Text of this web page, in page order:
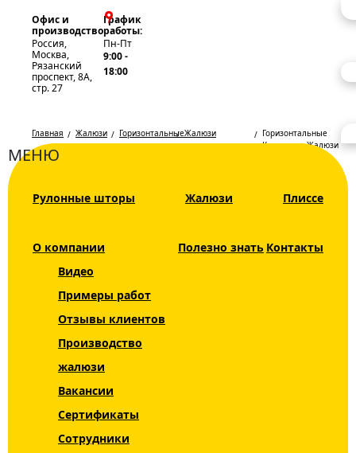
Офис и
производство
Россия,
Москва,
Рязанский
проспект, 8А,
стр. 27
График
работы:
Пн-Пт
9:00 -
18:00
МЕНЮ
Рулонные шторы Жалюзи Плиссе
О компании
Видео
Примеры работ
Отзывы клиентов
Производство
жалюзи
Вакансии
Сертификаты
Сотрудники
Полезно знать Контакты
Главная Жалюзи
Горизонтальные
жалюзи
Жалюзи
горизонтальные
Горизонтальные
Кассетные Жалюзи
Каталог
Рулонные шторы
Горизонтальные
жалюзи
Жалюзи
горизонтальные
алюминиевые G-
FORM
Жалюзи
горизонтальные
INTEGRA G-FORM
Жалюзи 25